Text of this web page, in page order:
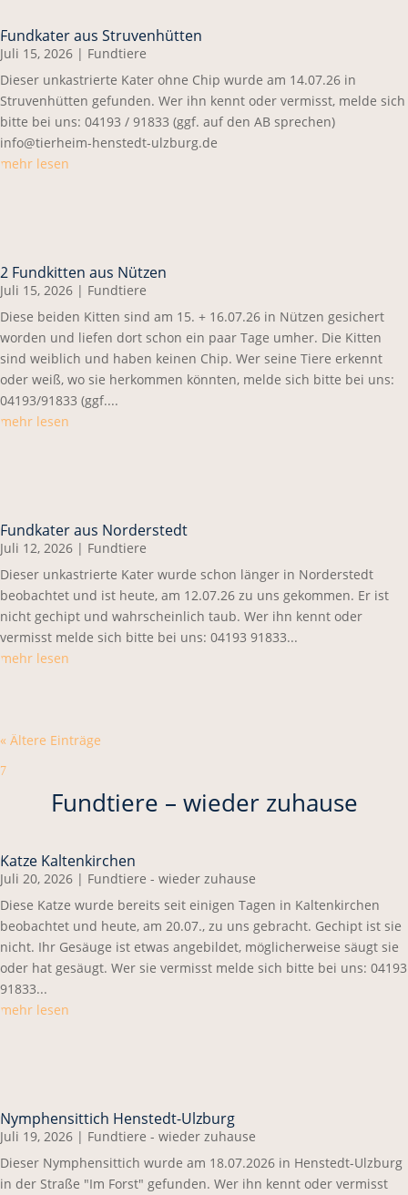
Fundkater aus Struvenhütten
Juli 15, 2026 | Fundtiere
Dieser unkastrierte Kater ohne Chip wurde am 14.07.26 in
Struvenhütten gefunden. Wer ihn kennt oder vermisst, melde sich
bitte bei uns: 04193 / 91833 (ggf. auf den AB sprechen)
info@tierheim-henstedt-ulzburg.de
mehr lesen
2 Fundkitten aus Nützen
Juli 15, 2026 | Fundtiere
Diese beiden Kitten sind am 15. + 16.07.26 in Nützen gesichert
worden und liefen dort schon ein paar Tage umher. Die Kitten
sind weiblich und haben keinen Chip. Wer seine Tiere erkennt
oder weiß, wo sie herkommen könnten, melde sich bitte bei uns:
04193/91833 (ggf....
mehr lesen
Fundkater aus Norderstedt
Juli 12, 2026 | Fundtiere
Dieser unkastrierte Kater wurde schon länger in Norderstedt
beobachtet und ist heute, am 12.07.26 zu uns gekommen. Er ist
nicht gechipt und wahrscheinlich taub. Wer ihn kennt oder
vermisst melde sich bitte bei uns: 04193 91833...
mehr lesen
« Ältere Einträge
7
Fundtiere – wieder zuhause
Katze Kaltenkirchen
Juli 20, 2026 | Fundtiere - wieder zuhause
Diese Katze wurde bereits seit einigen Tagen in Kaltenkirchen
beobachtet und heute, am 20.07., zu uns gebracht. Gechipt ist sie
nicht. Ihr Gesäuge ist etwas angebildet, möglicherweise säugt sie
oder hat gesäugt. Wer sie vermisst melde sich bitte bei uns: 04193
91833...
mehr lesen
Nymphensittich Henstedt-Ulzburg
Juli 19, 2026 | Fundtiere - wieder zuhause
Dieser Nymphensittich wurde am 18.07.2026 in Henstedt-Ulzburg
in der Straße "Im Forst" gefunden. Wer ihn kennt oder vermisst